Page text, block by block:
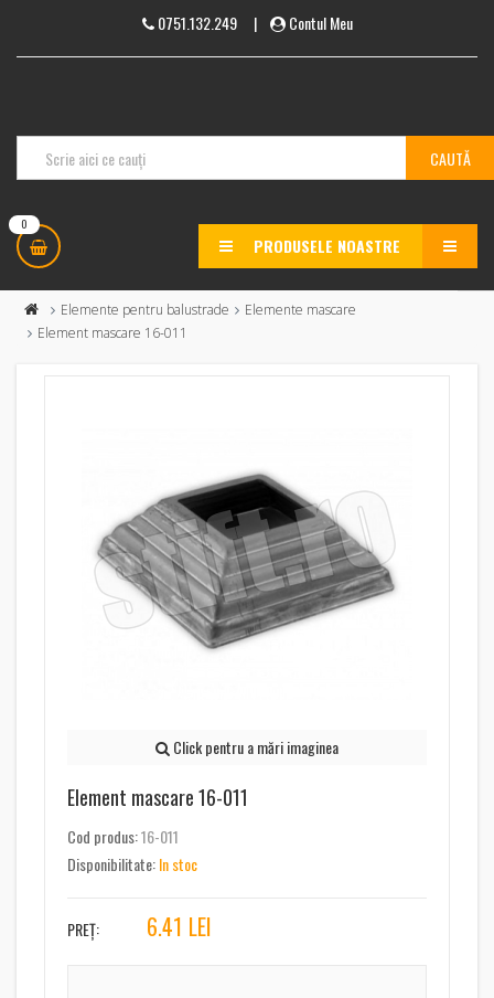
0751.132.249| Contul Meu
0
PRODUSELE NOASTRE MENU
Elemente pentru balustrade
Elemente mascare
Element mascare 16-011
Click pentru a mări imaginea
Element mascare 16-011
Cod produs:16-011
Disponibilitate:In stoc
PREȚ: 6.41 LEI